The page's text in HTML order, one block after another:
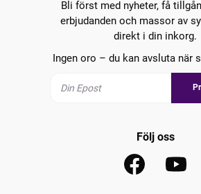
Bli först med nyheter, få
erbjudanden och massor av
direkt i din inkorg.
Ingen oro – du kan avsluta när
Följ oss